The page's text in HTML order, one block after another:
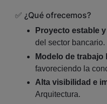
✅ ¿Qué ofrecemos?
Proyecto estable
del sector bancario.
Modelo de trabajo
favoreciendo la
Alta visibilidad e
Arquitectura.